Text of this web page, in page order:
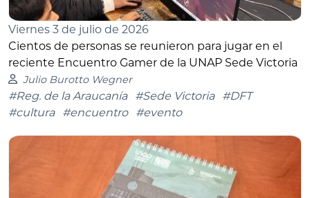
Viernes 3 de julio de 2026
Cientos de personas se reunieron para jugar en el
reciente Encuentro Gamer de la UNAP Sede Victoria
Julio Burotto Wegner
#Reg. de la Araucanía #Sede Victoria
#DFT
#cultura
#encuentro #evento